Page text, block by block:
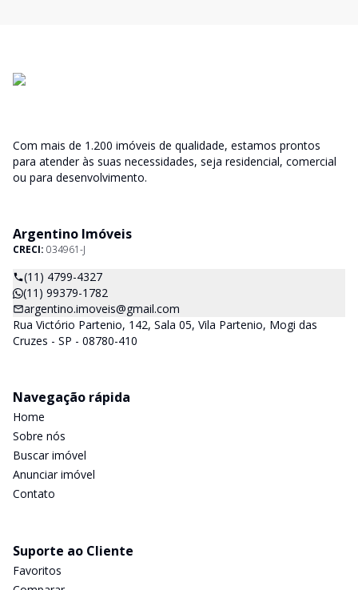
Com mais de 1.200 imóveis de qualidade, estamos prontos
para atender às suas necessidades, seja residencial, comercial
ou para desenvolvimento.
Argentino Imóveis
CRECI: 034961-J
(11) 4799-4327
(11) 99379-1782
argentino.imoveis@gmail.com
Rua Victório Partenio, 142, Sala 05, Vila Partenio, Mogi das
Cruzes - SP - 08780-410
Navegação rápida
Home
Sobre nós
Buscar imóvel
Anunciar imóvel
Contato
Suporte ao Cliente
Favoritos